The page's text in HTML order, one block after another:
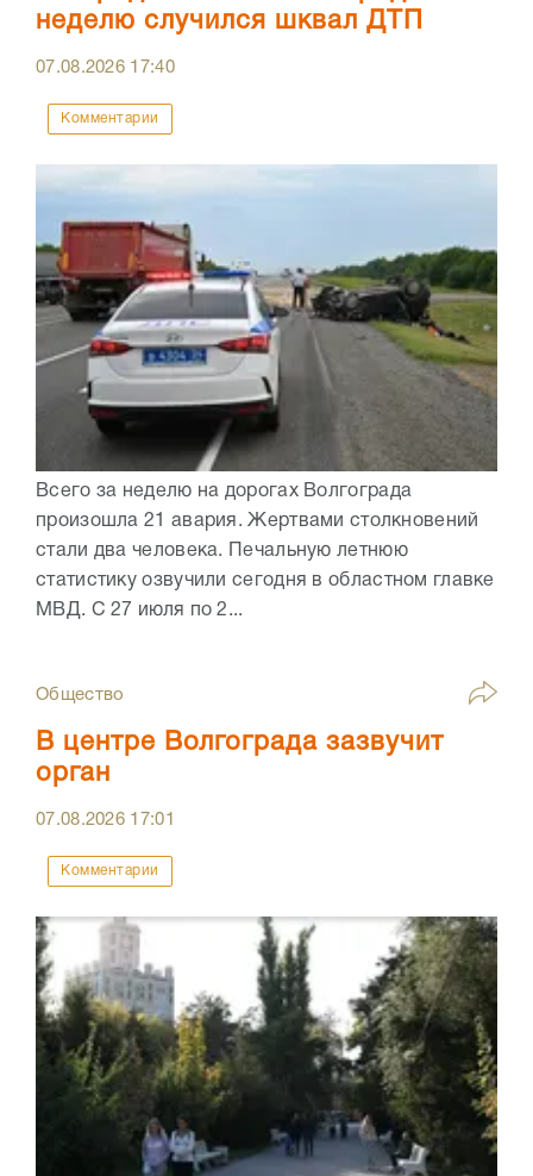
неделю случился шквал ДТП
07.08.2026 17:40
Комментарии
Всего за неделю на дорогах Волгограда
произошла 21 авария. Жертвами столкновений
стали два человека. Печальную летнюю
статистику озвучили сегодня в областном главке
МВД. С 27 июля по 2...
Общество
В центре Волгограда зазвучит
орган
07.08.2026 17:01
Комментарии